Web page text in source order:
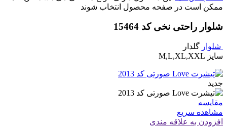
ممکن است در صفحه محصول انتخاب شوند
شلوار راحتی نخی کد 15464
شلوار گلدار
سایز M,L,XL,XXL
جدید
مقایسه
مشاهده سریع
افزودن به علاقه مندی